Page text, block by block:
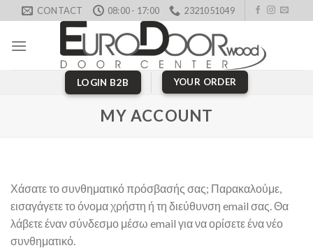
to
content
CONTACT 08:00 - 17:00 2321051049
LOGIN B2B YOUR ORDER
MY ACCOUNT
Χάσατε το συνθηματικό πρόσβασής σας; Παρακαλούμε,
εισαγάγετε το όνομα χρήστη ή τη διεύθυνση email σας. Θα
λάβετε έναν σύνδεσμο μέσω email για να ορίσετε ένα νέο
συνθηματικό.